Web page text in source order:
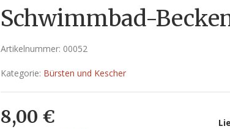
Schwimmbad-
Artikelnummer: 00052
Kategorie: Bürsten und Kescher
8,00 €